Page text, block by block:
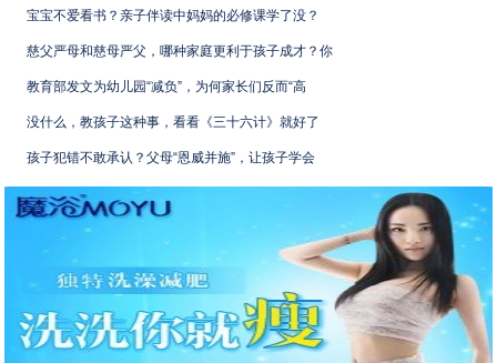
宝宝不爱看书？亲子伴读中妈妈的必修课学了没？
慈父严母和慈母严父，哪种家庭更利于孩子成才？你
教育部发文为幼儿园“减负”，为何家长们反而“高
没什么，教孩子这种事，看看《三十六计》就好了
孩子犯错不敢承认？父母“恩威并施”，让孩子学会